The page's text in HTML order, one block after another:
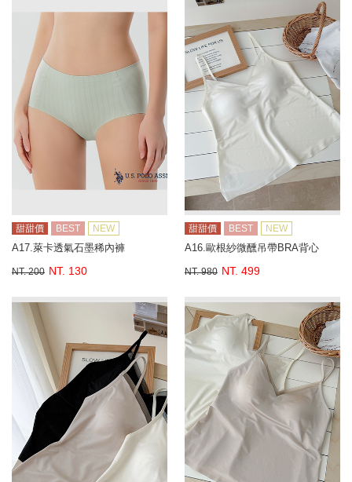
甜甜價 BEST NEW
A17.萊卡透氣石墨稀內褲
NT. 200 NT. 130
甜甜價 BEST NEW
A16.歐根紗微醺吊帶BRA背心
NT. 980 NT. 499